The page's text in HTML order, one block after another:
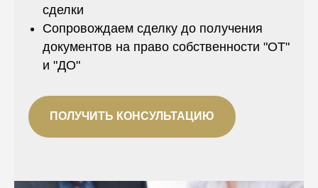
сделки
Сопровождаем сделку до получения
документов на право собственности "ОТ"
и "ДО"
ПОЛУЧИТЬ КОНСУЛЬТАЦИЮ